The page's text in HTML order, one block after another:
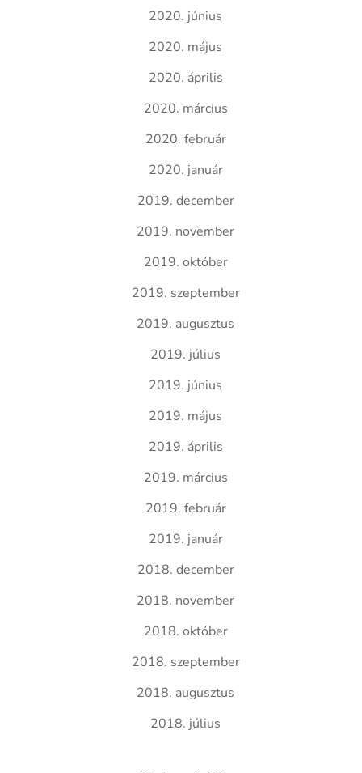
2020. június
2020. május
2020. április
2020. március
2020. február
2020. január
2019. december
2019. november
2019. október
2019. szeptember
2019. augusztus
2019. július
2019. június
2019. május
2019. április
2019. március
2019. február
2019. január
2018. december
2018. november
2018. október
2018. szeptember
2018. augusztus
2018. július